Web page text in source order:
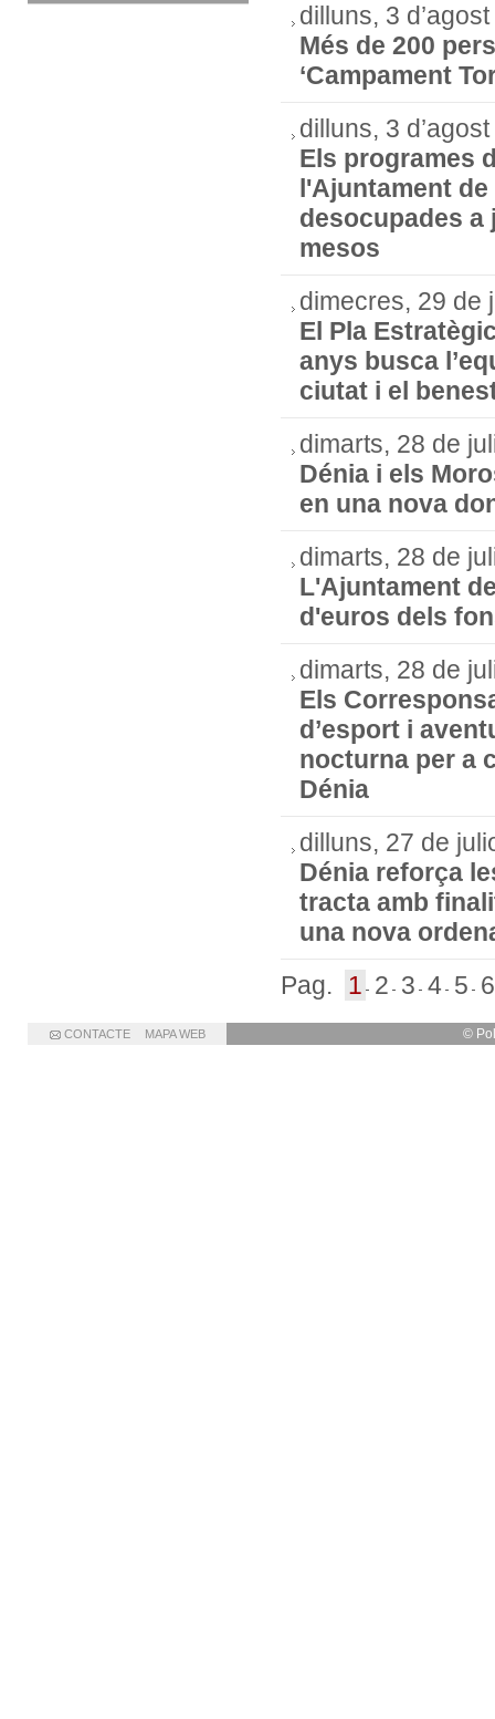
dilluns, 3
Més de 200
‘Campament
dilluns, 3
Els programes
l'Ajuntament
desocupades a
mesos
dimecres, 29 de
El Pla
anys busca
ciutat i el
dimarts, 28 de
Dénia i els
en una nova
dimarts, 28 de
L'Ajuntament
d'euros dels
dimarts, 28 de
Els
d’esport i
nocturna per a
Dénia
dilluns, 27 de
Dénia reforça
tracta amb
una nova
Pag.
1 2 3 4 5 6
©
CONTACTE MAPA WEB